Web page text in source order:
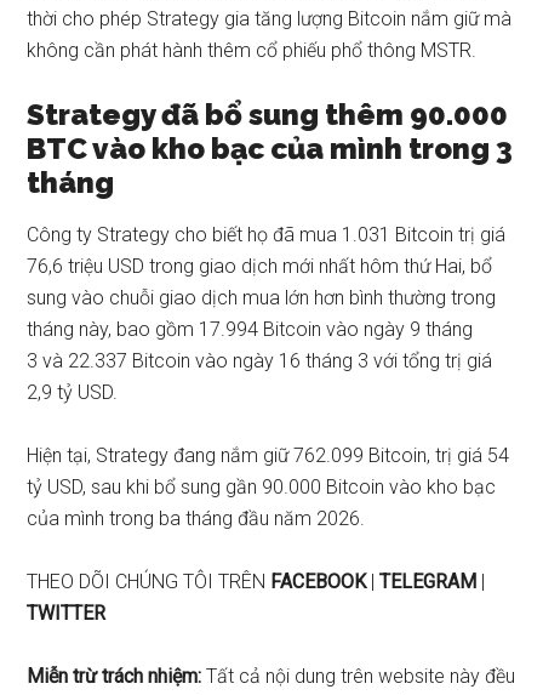
thời cho phép Strategy gia tăng lượng Bitcoin nắm giữ mà
không cần phát hành thêm cổ phiếu phổ thông MSTR.
Strategy đã bổ sung thêm 90.000
BTC vào kho bạc của mình trong 3
tháng
Công ty Strategy cho biết họđã mua 1.031 Bitcoin trị giá
76,6 triệu USD trong giao dịch mới nhất hôm thứ Hai, bổ
sung vào chuỗi giao dịch mua lớn hơn bình thường trong
tháng này, bao gồm 17.994 Bitcoin vào ngày 9 tháng
3 và 22.337 Bitcoin vào ngày 16 tháng 3 với tổng trị giá
2,9 tỷ USD.
Hiện tại, Strategy đang nắm giữ 762.099 Bitcoin, trị giá 54
tỷ USD, sau khi bổ sung gần 90.000 Bitcoin vào kho bạc
của mình trong ba tháng đầu năm 2026.
THEO DÕI CHÚNG TÔI TRÊN FACEBOOK|TELEGRAM |
TWITTER
Miễn trừ trách nhiệm: Tất cả nội dung trên website này đều